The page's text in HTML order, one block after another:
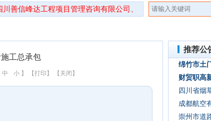
信峰达工程项目管理咨询有限公司、四川衡信建设项目管
工总承包
中 小】 【打印】 【关闭】
推荐公
绵竹市土
林加油站
示
财贸职高
设备采购
四川省烟
司2026年
采购公告
成都航空
类)成交结
崇州市道